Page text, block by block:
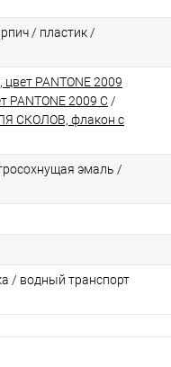
/ пластик /
PANTONE 2009
PANTONE 2009 C /
СКОЛОВ, флакон с
эмаль /
/ водный транспорт